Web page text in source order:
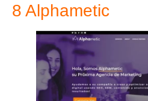
8 Alphametic